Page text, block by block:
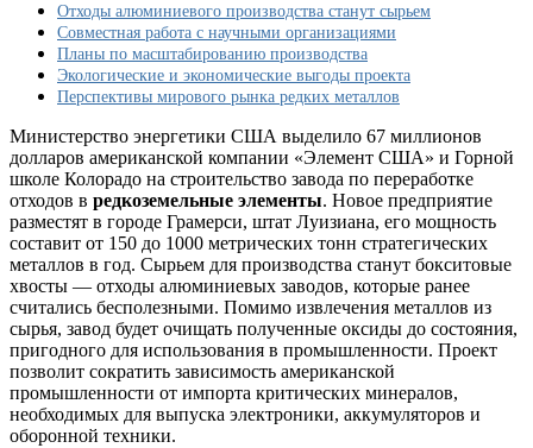
США?
План
по
переработке
1000
тонн
отходов
Отходы алюминиевого производства станут сырьем
Совместная работа с научными организациями
Планы по масштабированию производства
Экологические и экономические выгоды проекта
Перспективы мирового рынка редких металлов
Министерство энергетики США выделило 67 миллионов
долларов американской компании «Элемент США» и Горной
школе Колорадо на строительство завода по переработке
отходов в редкоземельные элементы. Новое предприятие
разместят в городе Грамерси, штат Луизиана, его мощность
составит от 150 до 1000 метрических тонн стратегических
металлов в год. Сырьем для производства станут бокситовые
хвосты — отходы алюминиевых заводов, которые ранее
считались бесполезными. Помимо извлечения металлов из
сырья, завод будет очищать полученные оксиды до состояния,
пригодного для использования в промышленности. Проект
позволит сократить зависимость американской
промышленности от импорта критических минералов,
необходимых для выпуска электроники, аккумуляторов и
оборонной техники.